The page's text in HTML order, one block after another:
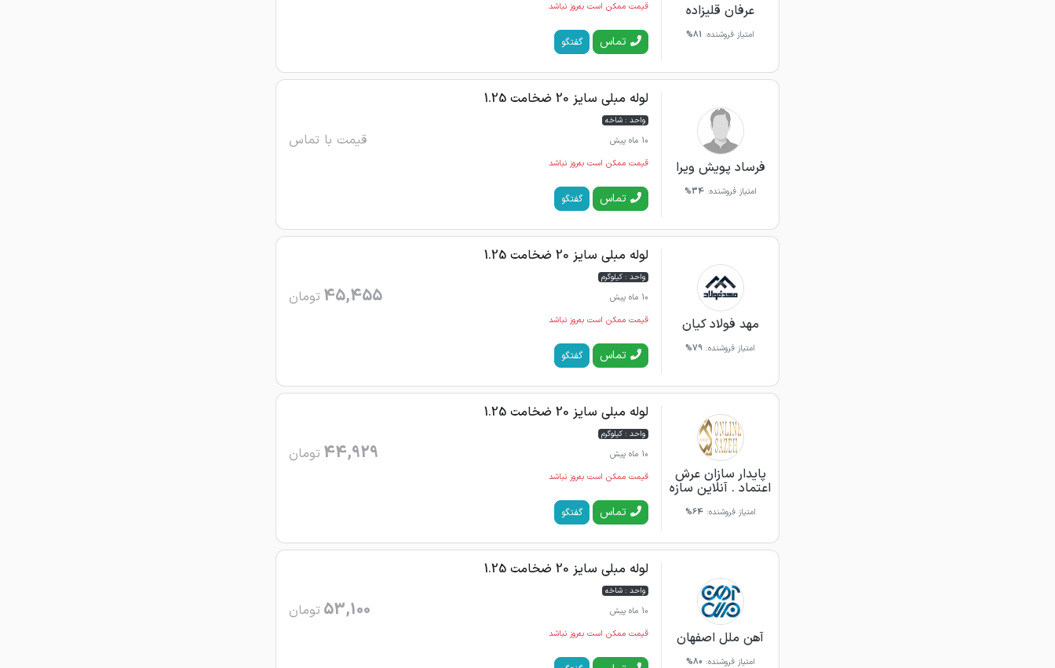
عرفان قلیزاده
امتیاز فروشنده: 81%
قیمت ممکن است به‌روز نباشد
تماس گفتگو
فرساد پویش ویرا
امتیاز فروشنده:34%
لوله مبلی سایز 20 ضخامت 1.25
واحد : شاخه
10 ماه پیش
قیمت با تماس
قیمت ممکن است به‌روز نباشد
تماس گفتگو
مهد فولاد کیان
امتیاز فروشنده: 79%
لوله مبلی سایز 20 ضخامت 1.25
واحد : کیلوگرم
10 ماه پیش
45,455 تومان
قیمت ممکن است به‌روز نباشد
تماس گفتگو
پایدار سازان عرش
اعتماد . آنلاین سازه
امتیاز فروشنده:64%
لوله مبلی سایز 20 ضخامت 1.25
واحد : کیلوگرم
10 ماه پیش
44,929 تومان
قیمت ممکن است به‌روز نباشد
تماس گفتگو
آهن ملل اصفهان
امتیاز فروشنده: 80%
لوله مبلی سایز 20 ضخامت 1.25
واحد : شاخه
10 ماه پیش
53,100 تومان
قیمت ممکن است به‌روز نباشد